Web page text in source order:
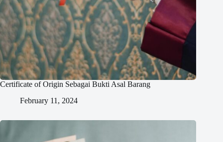
Certificate of Origin Sebagai Bukti Asal Barang
February 11, 2024